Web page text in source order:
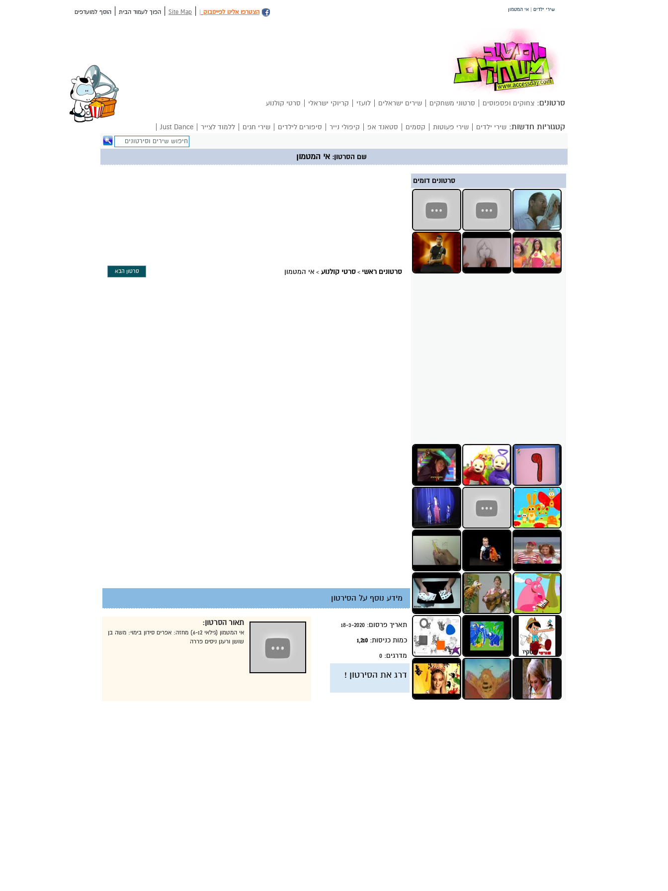
שירי ילדים | אי המטמון הפוך לעמוד הבית הוסף למועדפים Site Map הצטרפו אלינו לפייסבוק
סרטונים: צחוקים ופספוסים סרטוני משחקים שירים ישראלים לועזי קריוקי ישראלי סרטי קולנוע
קטגוריות חדשות: שירי ילדים שירי פעוטות קסמים סטאנד אפ קיפולי נייר סיפורים לילדים שירי חגים ללמוד לצייר Just Dance
|
שם הסרטון: אי המטמון
סרטונים ראשי > סרטי קולנוע > אי המטמון
מידע נוסף על הסירטון
תאריך פרסום: 18-3-2020
כמות כניסות: 1,210
מדרגים: 0
דרג את הסירטון !
תאור הסרטון:
אי המטמון (גילאי 6-12) מחזה: אפרים סידון בימוי: משה בן
שושן ורענן ניסים פררה
סרטונים דומים